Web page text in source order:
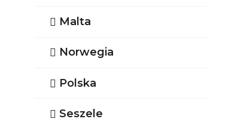
Malta
Norwegia
Polska
Seszele